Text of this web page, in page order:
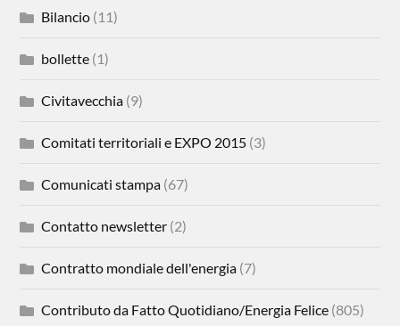
Bilancio (11)
bollette (1)
Civitavecchia (9)
Comitati territoriali e EXPO 2015 (3)
Comunicati stampa (67)
Contatto newsletter (2)
Contratto mondiale dell'energia (7)
Contributo da Fatto Quotidiano/Energia Felice (805)